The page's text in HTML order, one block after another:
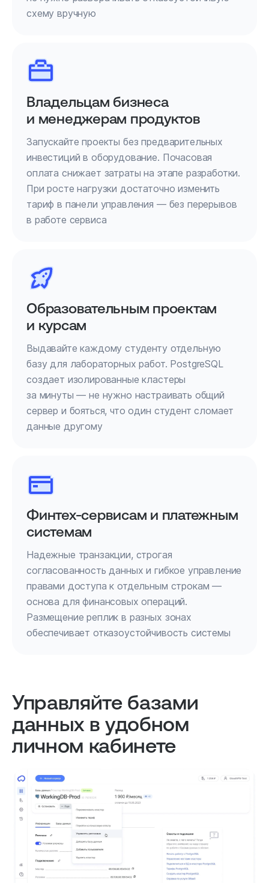
схему вручную
Владельцам бизнеса
и менеджерам продуктов
Запускайте проекты без предварительных
инвестиций в оборудование. Почасовая
оплата снижает затраты на этапе разработки.
При росте нагрузки достаточно изменить
тариф в панели управления — без перерывов
в работе сервиса
Образовательным проектам
и курсам
Выдавайте каждому студенту отдельную
базу для лабораторных работ. PostgreSQL
создает изолированные кластеры
за минуты — не нужно настраивать общий
сервер и бояться, что один студент сломает
данные другому
Финтех-сервисам и платежным
системам
Надежные транзакции, строгая
согласованность данных и гибкое управление
правами доступа к отдельным строкам —
основа для финансовых операций.
Размещение реплик в разных зонах
обеспечивает отказоустойчивость системы
Управляйте базами
данных в удобном
личном кабинете